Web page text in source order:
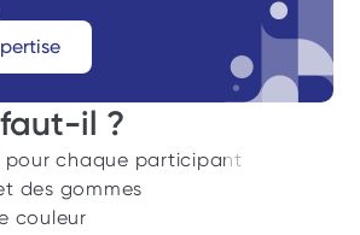
il ?
pour chaque participant
des gommes
couleur